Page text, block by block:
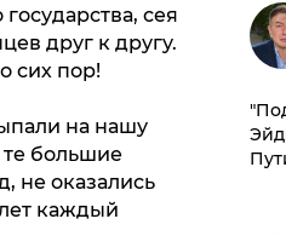
сея
друг к другу.
сих пор!
на нашу
большие
не оказались
каждый